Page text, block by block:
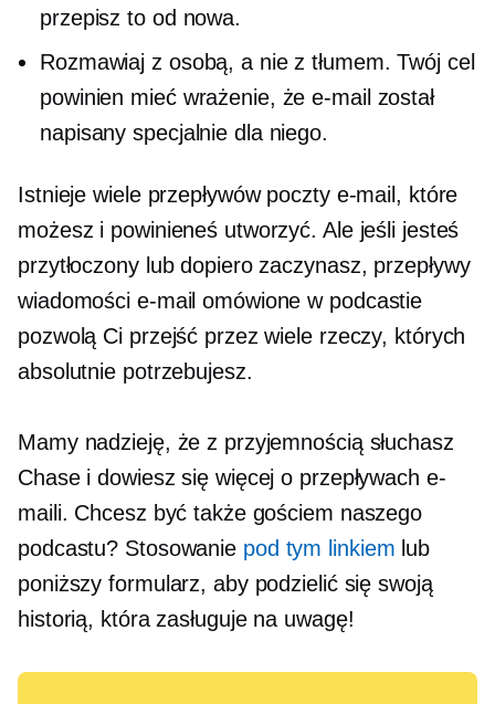
przepisz to od nowa.
Rozmawiaj z osobą, a nie z tłumem. Twój cel
powinien mieć wrażenie, że e-mail został
napisany specjalnie dla niego.
Istnieje wiele przepływów poczty e-mail, które
możesz i powinieneś utworzyć. Ale jeśli jesteś
przytłoczony lub dopiero zaczynasz, przepływy
wiadomości e-mail omówione w podcastie
pozwolą Ci przejść przez wiele rzeczy, których
absolutnie potrzebujesz.
Mamy nadzieję, że z przyjemnością słuchasz
Chase i dowiesz się więcej o przepływach e-
maili. Chcesz być także gościem naszego
podcastu? Stosowanie pod tym linkiem lub
poniższy formularz, aby podzielić się swoją
historią, która zasługuje na uwagę!